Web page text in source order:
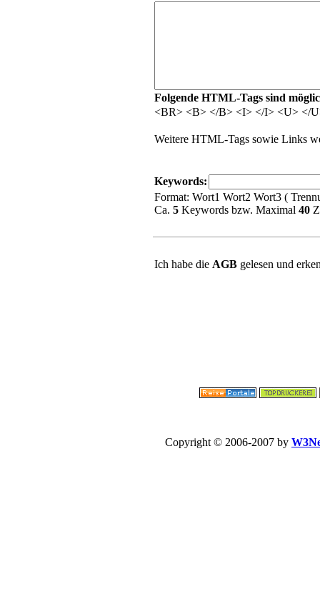
Folgende HTML-Tags sind
<BR> <B> </B> <I> </I> <U> </
Weitere HTML-Tags sowie Links
Keywords:
Format: Wort1 Wort2 Wort3 (
Ca. 5 Keywords bzw. Maximal 40
Ich habe die AGB gelesen und
Copyright © 2006-2007 by